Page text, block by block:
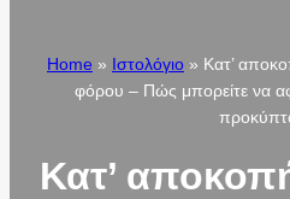
Home » Ιστολόγιο » Κατ’
φόρου – Πώς μπορείτε να
Κατ’